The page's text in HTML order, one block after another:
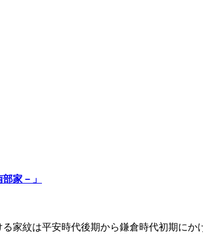
家－」
紋は平安時代後期から鎌倉時代初期にか